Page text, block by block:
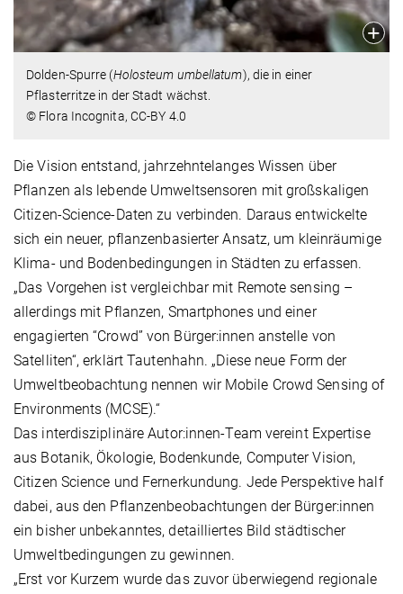
Dolden-Spurre (Holosteum umbellatum), die in einer
Pflasterritze in der Stadt wächst.
© Flora Incognita, CC-BY 4.0
Die Vision entstand, jahrzehntelanges Wissen über
Pflanzen als lebende Umweltsensoren mit großskaligen
Citizen-Science-Daten zu verbinden. Daraus entwickelte
sich ein neuer, pflanzenbasierter Ansatz, um kleinräumige
Klima- und Bodenbedingungen in Städten zu erfassen.
„Das Vorgehen ist vergleichbar mit Remote sensing –
allerdings mit Pflanzen, Smartphones und einer
engagierten “Crowd” von Bürger:innen anstelle von
Satelliten“, erklärt Tautenhahn. „Diese neue Form der
Umweltbeobachtung nennen wir Mobile Crowd Sensing of
Environments (MCSE).“
Das interdisziplinäre Autor:innen-Team vereint Expertise
aus Botanik, Ökologie, Bodenkunde, Computer Vision,
Citizen Science und Fernerkundung. Jede Perspektive half
dabei, aus den Pflanzenbeobachtungen der Bürger:innen
ein bisher unbekanntes, detailliertes Bild städtischer
Umweltbedingungen zu gewinnen.
„Erst vor Kurzem wurde das zuvor überwiegend regionale